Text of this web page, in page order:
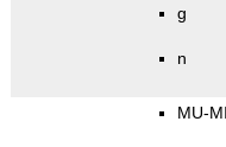
g
n
MU-